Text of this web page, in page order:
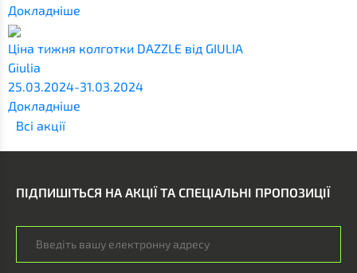
Докладніше
Ціна тижня колготки DAZZLE від GIULIA
Giulia
25.03.2024-31.03.2024
Докладніше
Всi акції
ПІДПИШІТЬСЯ НА АКЦІЇ ТА СПЕЦІАЛЬНІ ПРОПОЗИЦІЇ